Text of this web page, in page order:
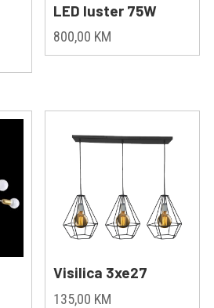
LED luster 75W
800,00 KM
Visilica 3xe27
135,00 KM